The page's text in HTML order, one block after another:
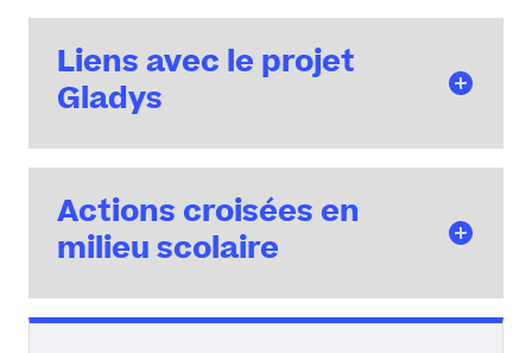
Liens avec le projet
Gladys
Actions croisées en
milieu scolaire